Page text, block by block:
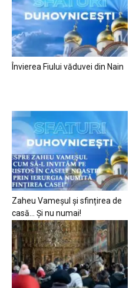
Învierea Fiului văduvei din Nain
Zaheu Vameșul și sfințirea de
casă… Și nu numai!